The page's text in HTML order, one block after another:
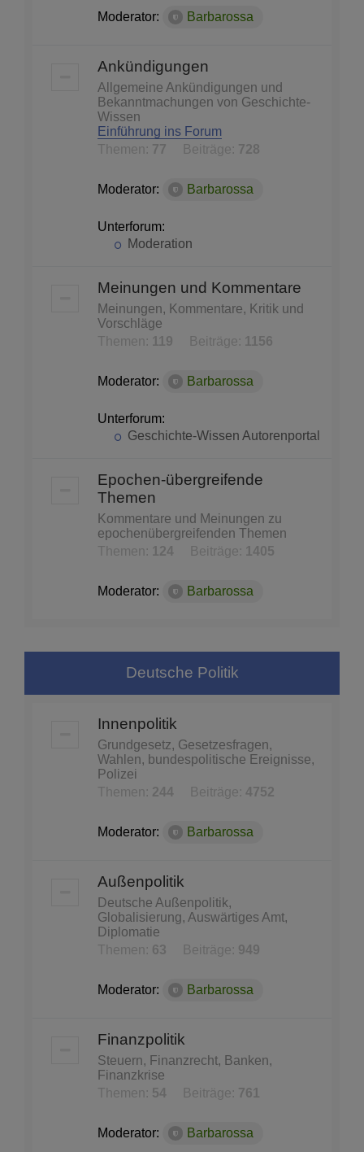
Moderator: Barbarossa
Ankündigungen
Allgemeine Ankündigungen und
Bekanntmachungen von Geschichte-
Wissen
Einführung ins Forum
Themen: 77 Beiträge: 728
Moderator: Barbarossa
Unterforum:
Moderation
Meinungen und Kommentare
Meinungen, Kommentare, Kritik und
Vorschläge
Themen:
119 Beiträge: 1156
Moderator: Barbarossa
Unterforum:
Geschichte-Wissen Autorenportal
Epochen-übergreifende
Themen
Kommentare und Meinungen zu
epochenübergreifenden Themen
Themen:
124 Beiträge: 1405
Moderator: Barbarossa
Deutsche Politik
Innenpolitik
Grundgesetz, Gesetzesfragen,
Wahlen, bundespolitische Ereignisse,
Polizei
Themen: 244 Beiträge: 4752
Moderator: Barbarossa
Außenpolitik
Deutsche Außenpolitik,
Globalisierung, Auswärtiges Amt,
Diplomatie
Themen: 63 Beiträge: 949
Moderator: Barbarossa
Finanzpolitik
Steuern, Finanzrecht, Banken,
Finanzkrise
Themen: 54 Beiträge: 761
Moderator: Barbarossa